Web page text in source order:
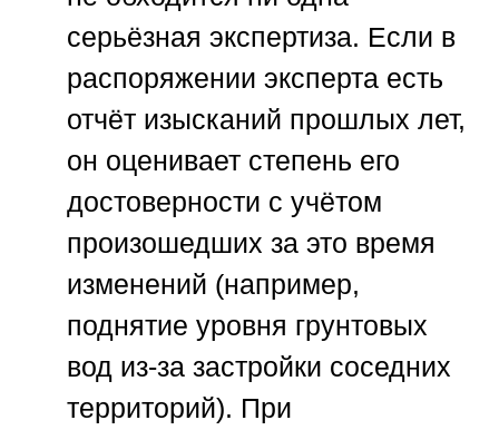
серьёзная экспертиза. Если в
распоряжении эксперта есть
отчёт изысканий прошлых лет,
он оценивает степень его
достоверности с учётом
произошедших за это время
изменений (например,
поднятие уровня грунтовых
вод из-за застройки соседних
территорий). При